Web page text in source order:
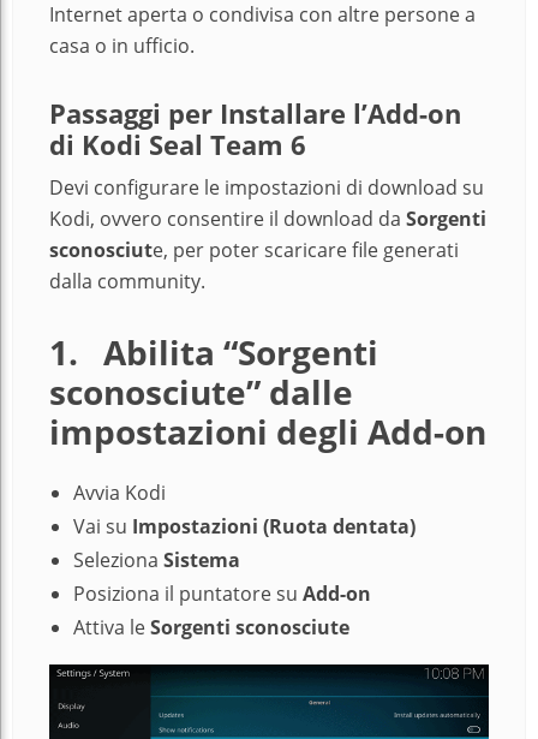
Internet aperta o condivisa con altre persone a
casa o in ufficio.
Passaggi per Installare l’Add-on
di Kodi Seal Team 6
Devi configurare le impostazioni di download su
Kodi, ovvero consentire il download da Sorgenti
sconosciute, per poter scaricare file generati
dalla community.
1. Abilita “Sorgenti
sconosciute” dalle
impostazioni degli Add-on
Avvia Kodi
Vai su Impostazioni (Ruota dentata)
Seleziona Sistema
Posiziona il puntatore su Add-on
Attiva leSorgenti sconosciute